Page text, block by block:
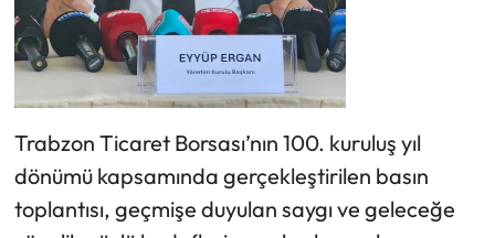
Trabzon Ticaret Borsası’nın 100. kuruluş yıl
dönümü kapsamında gerçekleştirilen basın
toplantısı, geçmişe duyulan saygı ve geleceğe